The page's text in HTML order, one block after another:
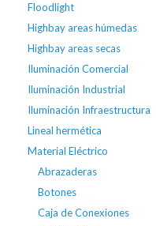
Floodlight
Highbay areas húmedas
Highbay areas secas
Iluminación Comercial
Iluminación Industrial
Iluminación Infraestructura
Lineal hermética
Material Eléctrico
Abrazaderas
Botones
Caja de Conexiones